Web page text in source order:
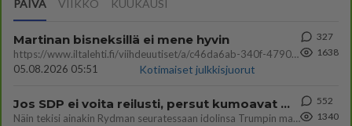
PÄIVÄ VIIKKO KUUKAUSI
Martinan bisneksillä ei mene hyvin
https://www.iltalehti.fi/viihdeuutiset/a/c46da6ab-340f-4790-aaa7-0865eed2336 Yrityksen konkurssihakemus on tullut kärä
05.08.2026 05:51
Kotimaiset julkkisjuorut
327
1638
Jos SDP ei voita reilusti, persut kumoavat demokratian Suomesta
Näin tekisi ainakin Rydman seuratessaan idolinsa Trumpin mallia https://www.is.fi/politiikka/art-2000012187244.html
552
1340